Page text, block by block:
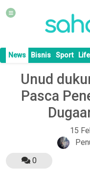
News Bisnis Sport
Unud
Pasca
15
0